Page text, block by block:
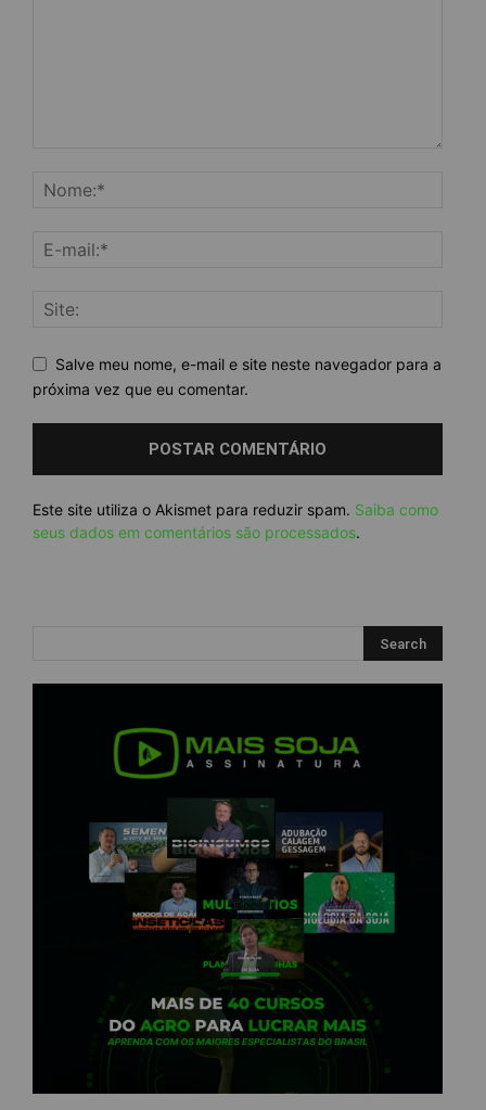
Salve meu nome, e-mail e site neste navegador para a
próxima vez que eu comentar.
Este site utiliza o Akismet para reduzir spam. Saiba como
seus dados em comentários são processados.